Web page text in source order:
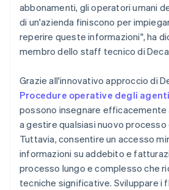
abbonamenti, gli operatori umani
di un'azienda finiscono per
reperire queste informazioni", ha
membro dello staff tecnico di
Grazie all'innovativo approccio di
Procedure operative degli agenti
possono insegnare efficacemente
a gestire qualsiasi nuovo processo
Tuttavia, consentire un accesso
informazioni su addebito e
processo lungo e complesso che
tecniche significative. Sviluppare i